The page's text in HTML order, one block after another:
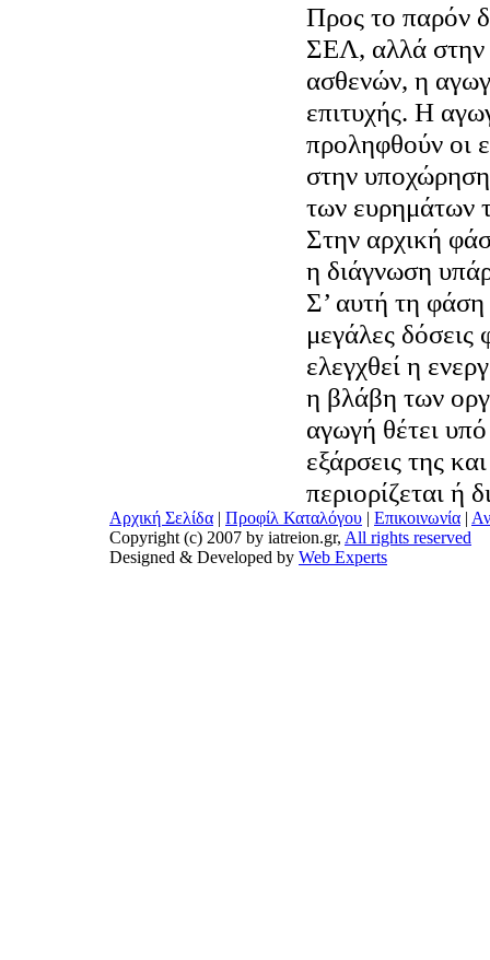
Προς το παρόν
ΣΕΛ, αλλά στην
ασθενών, η
επιτυχής. Η
προληφθούν οι
στην
των ευρημάτων
Στην αρχική
η διάγνωση
Σ’ αυτή τη φάση
μεγάλες
ελεγχθεί η
η βλάβη των
αγωγή θέτει
εξάρσεις της
περιορίζεται ή
Αρχική Σελίδα | Προφίλ Καταλόγου | Επικοινωνία |
Copyright (c) 2007 by iatreion.gr, All rights reserved
Designed & Developed by Web Experts